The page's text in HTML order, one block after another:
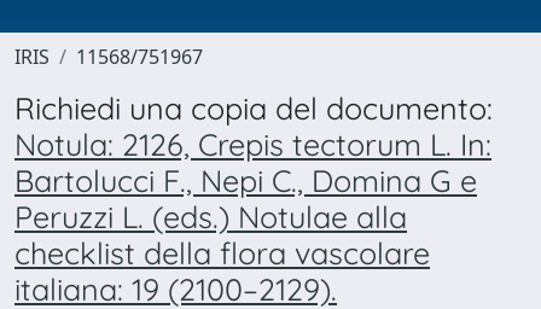
IRIS 11568/751967
Richiedi una copia del documento:
Notula: 2126, Crepis tectorum L. In:
Bartolucci F., Nepi C., Domina G e
Peruzzi L. (eds.) Notulae alla
checklist della flora vascolare
italiana: 19 (2100–2129).